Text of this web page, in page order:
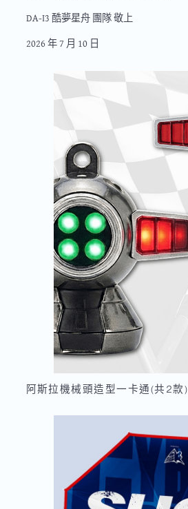
DA-I3 酷夢星舟 團隊 敬上
2026 年 7 月 10 日
阿斯拉機械頭造型一卡通(共2款)